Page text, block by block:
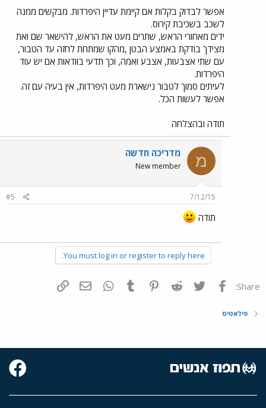
אפשר לבדוק בקלות אם קיימת עדיין היפרדות. מבקשים ממנה
לשכב בשכיבת קירוס.
ידים מאחורי הראש, שתרים מעט את הראש, להישאר שם ואת
מצידך בודקת באמצע הבטן ,מהקו שמתחת לחזה עד הטבור,
עם שתי אצבעות, אצבע ואמה, וכך תדעי בוודאות אם יש עוד
היפרדות.
לעיתים סמוך לטבור נישארת מעט היפרדות, אין בעיה עם זה.
אפשר לעשות הכל.
תודה ובהצלחה
מ מדריכה חדשה
New member
7/12/15
#5
תודה
You must log in or register to reply here.
Share: פייסבוק Twitter
Reddit
Pinterest
Tumblr
WhatsAppדואר אלקטרוני
פילאטיס